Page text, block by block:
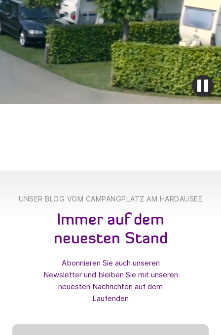
UNSER BLOG VOM CAMPANGPLATZ AM HARDAUSEE
Immer auf dem
neuesten Stand
Abonnieren Sie auch unseren
Newsletter und bleiben Sie mit unseren
neuesten Nachrichten auf dem
Laufenden